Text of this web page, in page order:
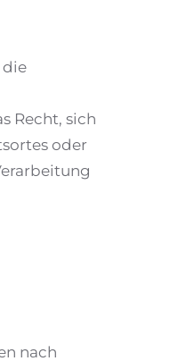
die
Recht, sich
oder
nach